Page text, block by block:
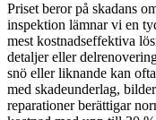
Priset beror på skadans
inspektion lämnar vi en
mest kostnadseffektiva
detaljer eller
snö eller liknande kan
med skadeunderlag,
reparationer berättigar